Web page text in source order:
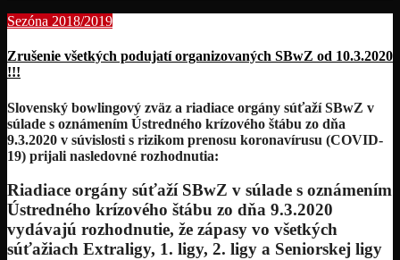
Sezóna 2018/2019
Zrušenie všetkých podujatí organizovaných SBwZ od 10.3.2020
!!!
Slovenský bowlingový zväz a riadiace orgány súťaží SBwZ v
súlade s oznámením Ústredného krízového štábu zo dňa
9.3.2020 v súvislosti s rizikom prenosu koronavírusu (COVID-
19) prijali nasledovné rozhodnutia:
Riadiace orgány súťaží SBwZ v súlade s oznámením
Ústredného krízového štábu zo dňa 9.3.2020
vydávajú rozhodnutie, že zápasy vo všetkých
súťažiach Extraligy, 1. ligy, 2. ligy a Seniorskej ligy